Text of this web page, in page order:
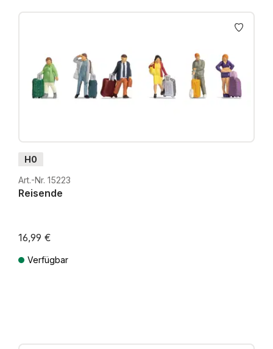
H0
Art.-Nr. 15223
Reisende
16,99 €
Verfügbar